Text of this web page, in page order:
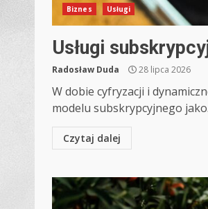
Biznes Usługi
Usługi
Radosław Duda 28 lipca 2026
W dobie cyfryzacji i
modelu subskrypcyjnego
Czytaj dalej